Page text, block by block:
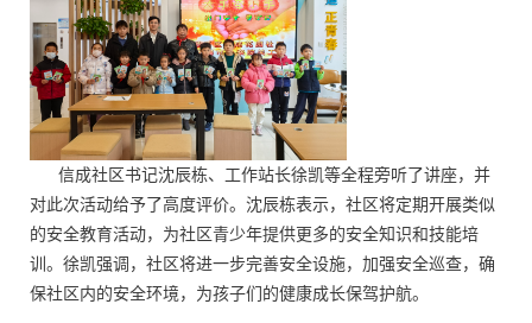
信成社区书记沈辰栋、工作站长徐凯等全程旁听了讲座，并
对此次活动给予了高度评价。沈辰栋表示，社区将定期开展类似
的安全教育活动，为社区青少年提供更多的安全知识和技能培
训。徐凯强调，社区将进一步完善安全设施，加强安全巡查，确
保社区内的安全环境，为孩子们的健康成长保驾护航。